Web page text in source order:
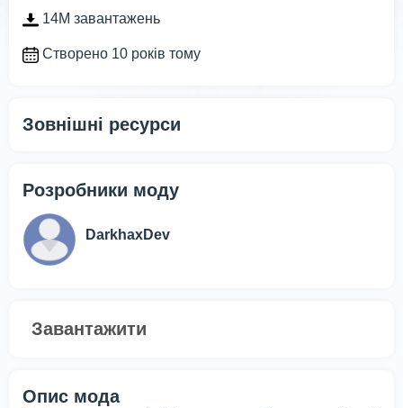
14M завантажень
Створено 10 років тому
Зовнішні ресурси
Розробники моду
DarkhaxDev
Завантажити
Опис мода